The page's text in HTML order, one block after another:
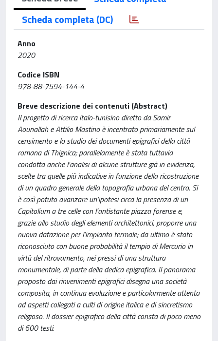
Scheda completa (DC)
Anno
2020
Codice ISBN
978-88-7594-144-4
Breve descrizione dei contenuti (Abstract)
Il progetto di ricerca italo-tunisino diretto da Samir
Aounallah e Attilio Mastino è incentrato primariamente sul
censimento e lo studio dei documenti epigrafici della città
romana di Thignica; parallelamente è stata tuttavia
condotta anche l’analisi di alcune strutture già in evidenza,
scelte tra quelle più indicative in funzione della ricostruzione
di un quadro generale della topografia urbana del centro. Si
è così potuto avanzare un’ipotesi circa la presenza di un
Capitolium a tre celle con l’antistante piazza forense e,
grazie allo studio degli elementi architettonici, proporre una
nuova datazione per l’impianto termale; da ultimo è stato
riconosciuto con buone probabilità il tempio di Mercurio in
virtù del ritrovamento, nei pressi di una struttura
monumentale, di parte della dedica epigrafica. Il panorama
proposto dai rinvenimenti epigrafici disegna una società
composita, in continua evoluzione e particolarmente attenta
ad aspetti collegati a culti di origine italica e di sincretismo
religioso. Il dossier epigrafico della città consta di poco meno
di 600 testi.